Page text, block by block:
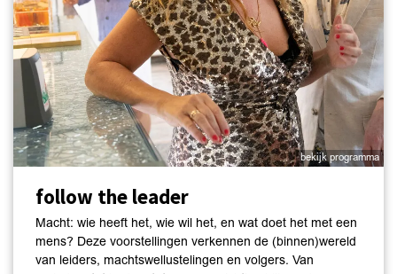
bekijk programma
follow the leader
Macht: wie heeft het, wie wil het, en wat doet het met een
mens? Deze voorstellingen verkennen de (binnen)wereld
van leiders, machtswellustelingen en volgers. Van